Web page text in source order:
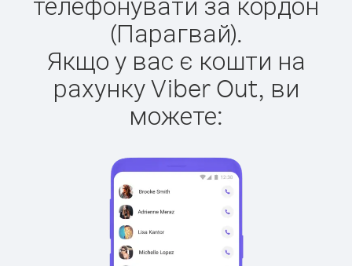
(Парагвай).
Якщо у вас є кошти на
рахунку Viber Out, ви
можете: